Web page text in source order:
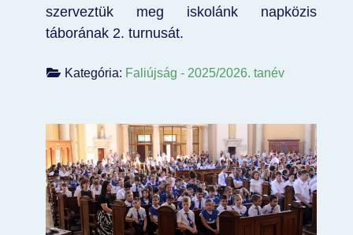
szerveztük meg iskolánk napközis
táborának 2. turnusát.
Kategória: Faliújság - 2025/2026. tanév